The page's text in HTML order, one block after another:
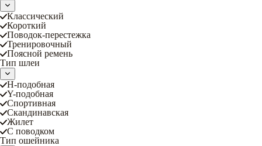
Классический
Короткий
Поводок-перестежка
Тренировочный
Поясной ремень
Тип шлеи
Н-подобная
Y-подобная
Спортивная
Скандинавская
Жилет
С поводком
Тип ошейника